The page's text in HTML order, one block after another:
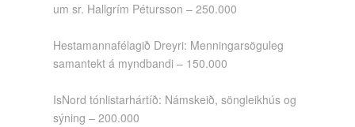
um sr. Hallgrím Pétursson – 250.000
Hestamannafélagið Dreyri: Menningarsöguleg
samantekt á myndbandi – 150.000
IsNord tónlistarhártíð: Námskeið, söngleikhús og
sýning – 200.000